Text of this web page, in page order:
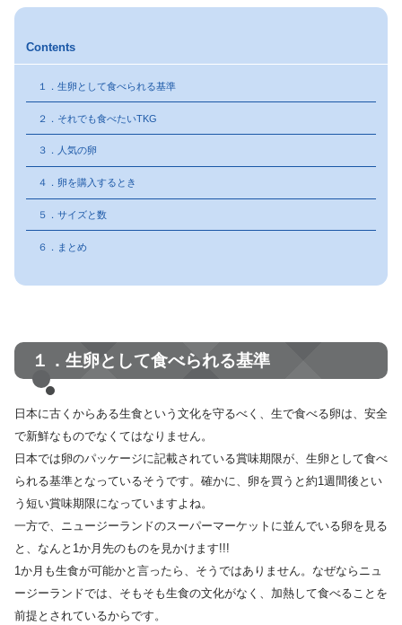
Contents
１．生卵として食べられる基準
２．それでも食べたいTKG
３．人気の卵
４．卵を購入するとき
５．サイズと数
６．まとめ
１．生卵として食べられる基準
日本に古くからある生食という文化を守るべく、生で食べる卵は、安全
で新鮮なものでなくてはなりません。
日本では卵のパッケージに記載されている賞味期限が、生卵として食べ
られる基準となっているそうです。確かに、卵を買うと約1週間後とい
う短い賞味期限になっていますよね。
一方で、ニュージーランドのスーパーマーケットに並んでいる卵を見る
と、なんと1か月先のものを見かけます!!!
1か月も生食が可能かと言ったら、そうではありません。なぜならニュ
ージーランドでは、そもそも生食の文化がなく、加熱して食べることを
前提とされているからです。